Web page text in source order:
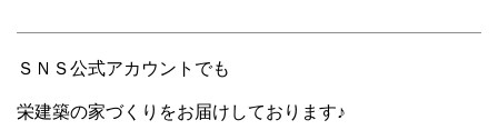
ＳＮＳ公式アカウントでも
栄建築の家づくりをお届けしております♪